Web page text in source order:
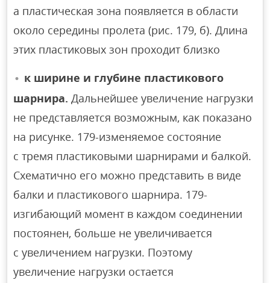
а пластическая зона появляется в области
около середины пролета (рис. 179, б). Длина
этих пластиковых зон проходит близко
к ширине и глубине пластикового
шарнира. Дальнейшее увеличение нагрузки
не представляется возможным, как показано
на рисунке. 179-изменяемое состояние
с тремя пластиковыми шарнирами и балкой.
Схематично его можно представить в виде
балки и пластикового шарнира. 179-
изгибающий момент в каждом соединении
постоянен, больше не увеличивается
с увеличением нагрузки. Поэтому
увеличение нагрузки остается